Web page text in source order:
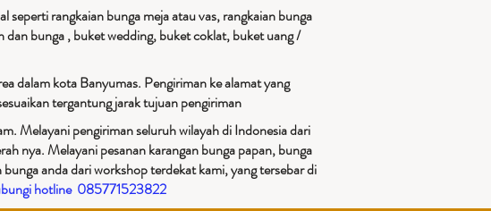
rangkaian bunga meja atau vas, rangkaian bunga
bunga , buket wedding, buket coklat, buket uang /
dalam kota Banyumas. Pengiriman ke alamat yang
tergantung jarak tujuan pengiriman​
Melayani pengiriman seluruh wilayah di Indonesia dari
nya. Melayani pesanan karangan bunga papan, bunga
anda dari workshop terdekat kami, yang tersebar di
hotline 085771523822